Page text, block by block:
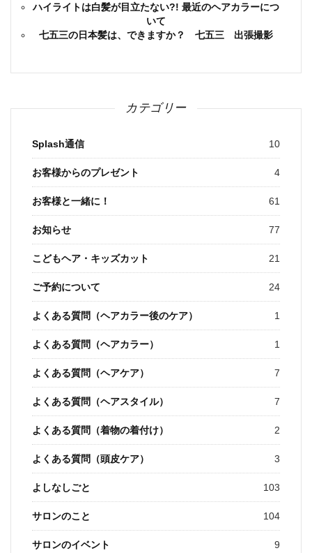
ハイライトは白髪が目立たない?! 最近のヘアカラーにつ
いて
七五三の日本髪は、できますか？ 七五三 出張撮影
カテゴリー
Splash通信 10
お客様からのプレゼント 4
お客様と一緒に！ 61
お知らせ 77
こどもヘア・キッズカット 21
ご予約について 24
よくある質問（ヘアカラー後のケア） 1
よくある質問（ヘアカラー） 1
よくある質問（ヘアケア） 7
よくある質問（ヘアスタイル） 7
よくある質問（着物の着付け） 2
よくある質問（頭皮ケア） 3
よしなしごと 103
サロンのこと 104
サロンのイベント 9